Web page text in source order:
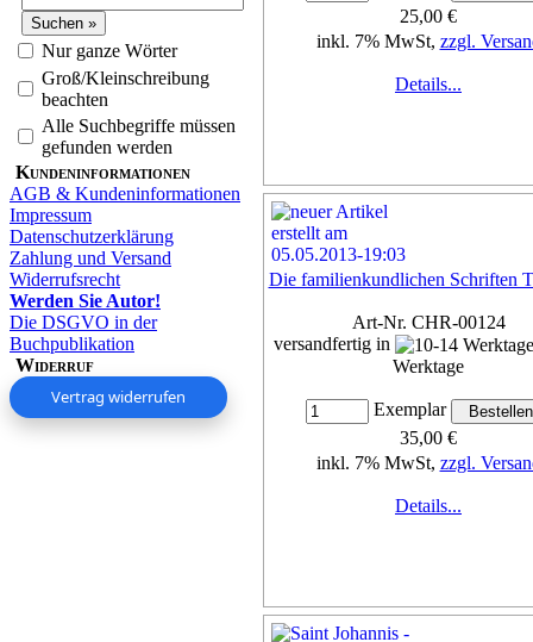
Nur ganze Wörter
Groß/Kleinschreibung
beachten
Alle Suchbegriffe müssen
gefunden werden
Kundeninformationen
AGB & Kundeninformationen
Impressum
Datenschutzerklärung
Zahlung und Versand
Widerrufsrecht
Werden Sie Autor!
Die DSGVO in der
Buchpublikation
Widerruf
Vertrag widerrufen
25,00 €
inkl. 7% MwSt, zzgl.
Details...
Die familienkundlichen Schriften
Art-Nr. CHR-00124
versandfertig in
Werktage
Exemplar
35,00 €
inkl. 7% MwSt, zzgl.
Details...